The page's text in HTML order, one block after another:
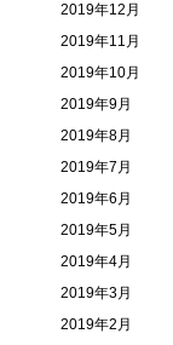
2019年12月
2019年11月
2019年10月
2019年9月
2019年8月
2019年7月
2019年6月
2019年5月
2019年4月
2019年3月
2019年2月